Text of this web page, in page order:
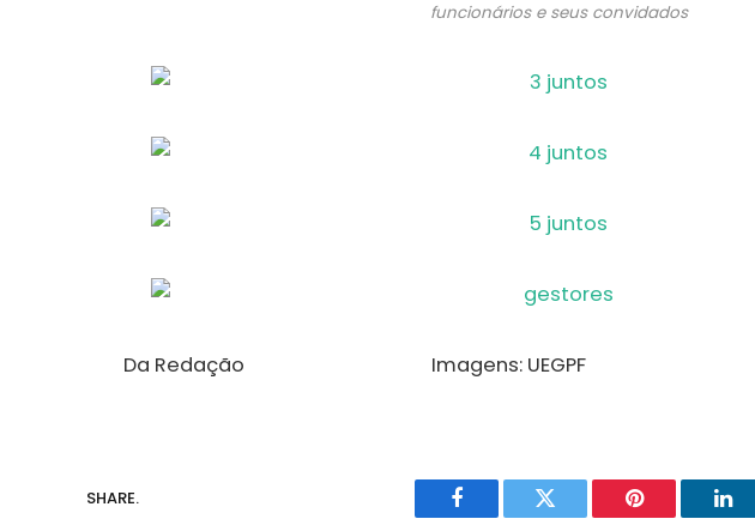
funcionários e seus convidados
Da Redação Imagens: UEGPF
SHARE.
Facebook Twitter Pinterest